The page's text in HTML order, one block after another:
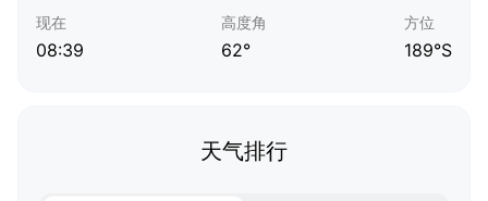
现在
08:39
高度角
62°
方位
189°S
天气排行